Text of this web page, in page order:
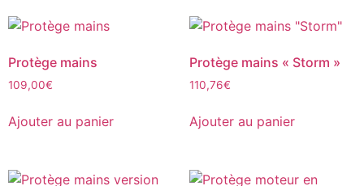
Protège mains
109,00€
Ajouter au panier
Protège mains « Storm »
110,76€
Ajouter au panier